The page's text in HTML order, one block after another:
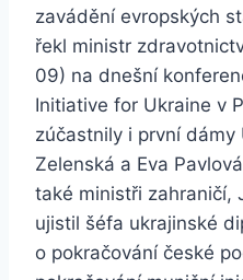
zavádění evropských
řekl ministr
09) na dnešní
Initiative for Ukraine v
zúčastnily i první dámy
Zelenská a Eva
také ministři zahraničí,
ujistil šéfa ukrajinské
o pokračování české